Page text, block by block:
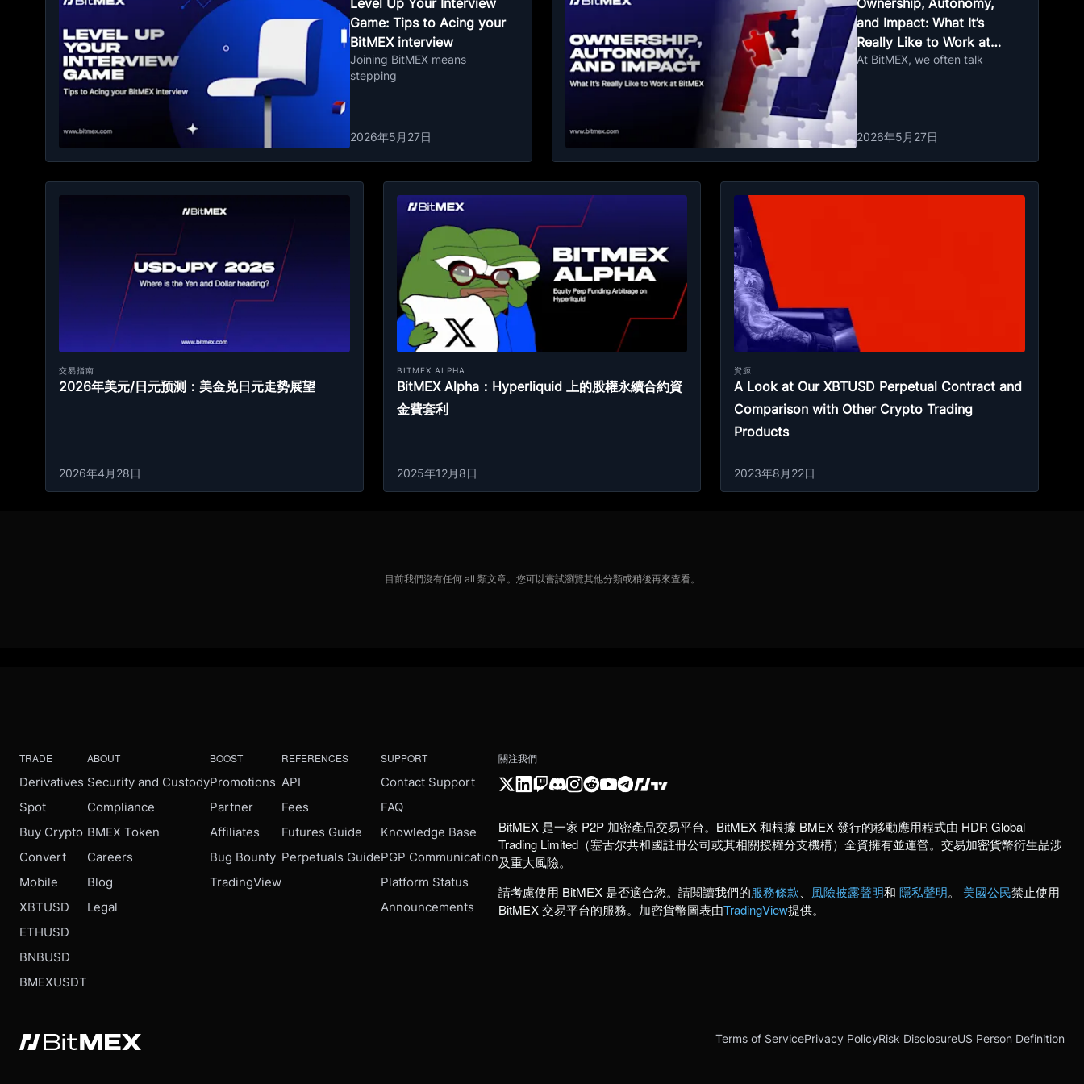
Level Up Your Interview
Game: Tips to Acing your
BitMEX interview
Joining BitMEX means
stepping
2026年5月27日
Ownership, Autonomy,
and Impact: What It’s
Really Like to Work at
BitMEX
At BitMEX, we often talk
2026年5月27日
交易指南
2026年美元/日元预测：美金兑日元走势展望
2026年4月28日
BITMEX ALPHA
BitMEX Alpha：Hyperliquid 上的股權永續合約資
金費套利
2025年12月8日
資源
A Look at Our XBTUSD Perpetual Contract and
Comparison with Other Crypto Trading
Products
2023年8月22日
目前我們沒有任何 all 類文章。您可以嘗試瀏覽其他分類或稍後再來查看。
TRADE
Derivatives
Spot
Buy Crypto
Convert
Mobile
XBTUSD
ETHUSD
BNBUSD
BMEXUSDT
ABOUT
Security and Custody
Compliance
BMEX Token
Careers
Blog
Legal
BOOST
Promotions
Partner
Affiliates
Bug Bounty
TradingView
REFERENCES
API
Fees
Futures Guide
Perpetuals Guide
SUPPORT
Contact Support
FAQ
Knowledge Base
PGP Communication
Platform Status
Announcements
關注我們
BitMEX 是一家 P2P 加密產品交易平台。BitMEX 和根據 BMEX 發行的移動應用程式由 HDR Global
Trading Limited（塞舌尔共和國註冊公司或其相關授權分支機構）全資擁有並運營。交易加密貨幣衍生品涉
及重大風險。
請考慮使用 BitMEX 是否適合您。請閱讀我們的服務條款 風險披露聲明和 隱私聲明。 美國公民禁止使用
BitMEX 交易平台的服務。加密貨幣圖表由TradingView提供。
Terms of ServicePrivacy PolicyRisk DisclosureUS Person Definition